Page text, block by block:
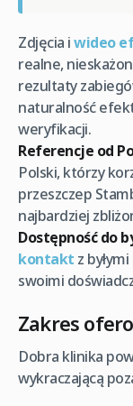
Zdjęcia iwideo
realne,
rezultaty
naturalność
weryfikacji.
Referencje od
Polski, którzy
przeszczep
najbardziej
Dostępność do
kontakt z
swoimi
Zakres
Dobra klinika
wykraczającą